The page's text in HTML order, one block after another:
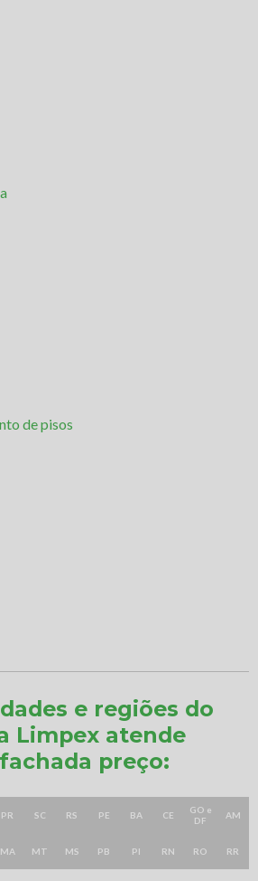
e regiões do
Limpex atende
preço:
PR SC RS PE BA CE
GO e
DF
AM
MA MT MS PB PI RN RO RR